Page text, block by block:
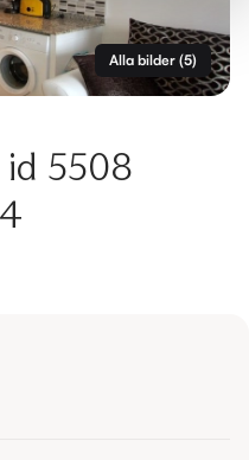
Alla bilder (5)
5508